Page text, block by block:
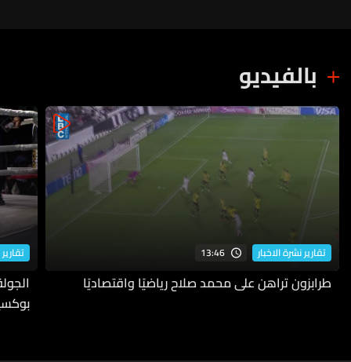
بالفيديو
تقارير نشرة الاخبار 13:46
طرابزون تراهن على محمد صلاح رياضيًا واقتصاديًا